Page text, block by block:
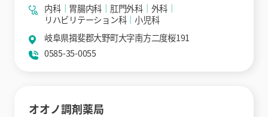
内科 胃腸内科 肛門外科
外科
リハビリテーション科
小児科
岐阜県揖斐郡大野町大字南方二度桜191
0585-35-0055
オオノ調剤薬局